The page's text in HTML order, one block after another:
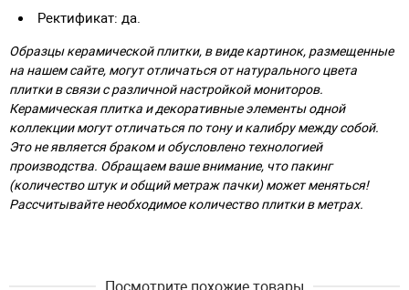
Ректификат: да.
Образцы керамической плитки, в виде картинок, размещенные
на нашем сайте, могут отличаться от натурального цвета
плитки в связи с различной настройкой мониторов.
Керамическая плитка и декоративные элементы одной
коллекции могут отличаться по тону и калибру между собой.
Это не является браком и обусловлено технологией
производства. Обращаем ваше внимание, что пакинг
(количество штук и общий метраж пачки) может меняться!
Рассчитывайте необходимое количество плитки в метрах.